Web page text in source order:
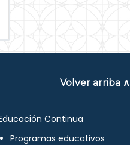
Volver arriba ∧
Continua
Programas educativos